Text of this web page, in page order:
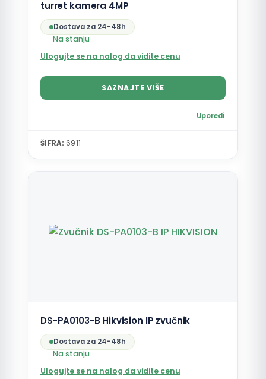
turret kamera 4MP
Dostava za 24-48h
Na stanju
Ulogujte se na nalog da vidite cenu
SAZNAJTE VIŠE
Uporedi
ŠIFRA: 6911
DS-PA0103-B Hikvision IP zvučnik
Dostava za 24-48h
Na stanju
Ulogujte se na nalog da vidite cenu